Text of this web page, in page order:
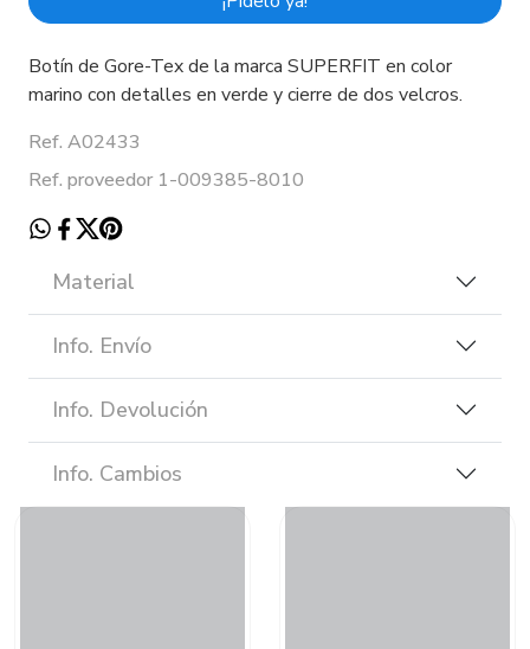
Botín de Gore-Tex de la marca SUPERFIT en color
marino con detalles en verde y cierre de dos velcros.
Ref. A02433
Ref. proveedor 1-009385-8010
Material
Info. Envío
Info. Devolución
Info. Cambios